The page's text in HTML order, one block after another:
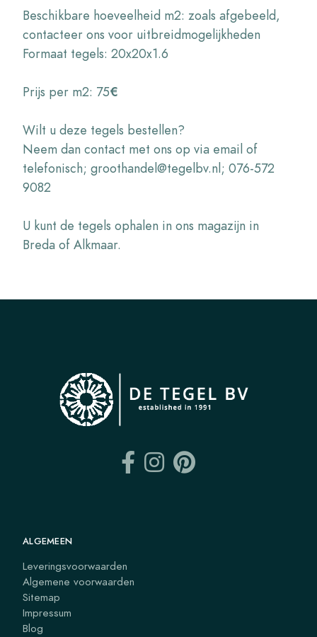
Beschikbare hoeveelheid m2: zoals afgebeeld,
contacteer ons voor uitbreidmogelijkheden
Formaat tegels: 20x20x1.6
Prijs per m2: 75€
Wilt u deze tegels bestellen?
Neem dan contact met ons op via email of
telefonisch; groothandel@tegelbv.nl; 076-572
9082
U kunt de tegels ophalen in ons magazijn in
Breda of Alkmaar.
ALGEMEEN
Leveringsvoorwaarden
Algemene voorwaarden
Sitemap
Impressum
Blog